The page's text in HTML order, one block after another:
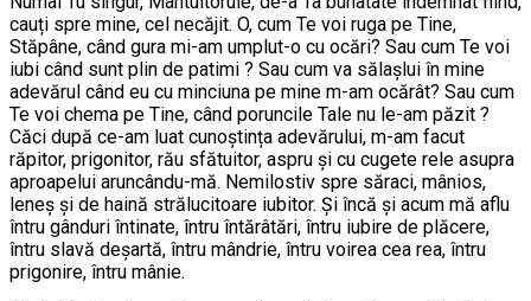
cauți spre mine, cel necăjit. O, cum Te voi ruga pe Tine,
Stăpâne, când gura mi-am umplut-o cu ocări? Sau cum Te voi
iubi când sunt plin de patimi ? Sau cum va sălașlui în mine
adevărul când eu cu minciuna pe mine m-am ocărât? Sau cum
Te voi chema pe Tine, când poruncile Tale nu le-am păzit ?
Căci după ce-am luat cunoștința adevărului, m-am facut
răpitor, prigonitor, rău sfătuitor, aspru și cu cugete rele asupra
aproapelui aruncându-mă. Nemilostiv spre săraci, mânios,
leneș și de haină strălucitoare iubitor. Și încă și acum mă aflu
întru gânduri întinate, întru întărâtări, întru iubire de plăcere,
întru slavă deșartă, întru mândrie, întru voirea cea rea, întru
prigonire, întru mânie.